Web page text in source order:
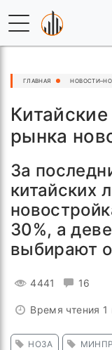
ГЛАВНАЯ
рынка
За
китайских
30%, а
выбирают
4441 16
Время чтения 1
НОЗА